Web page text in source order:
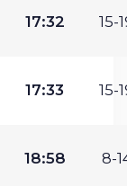
17:32 15-
17:33 15-
18:58 8-